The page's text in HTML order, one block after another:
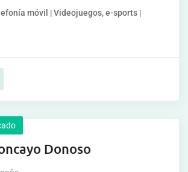
móvil | Videojuegos, e-sports |
Donoso